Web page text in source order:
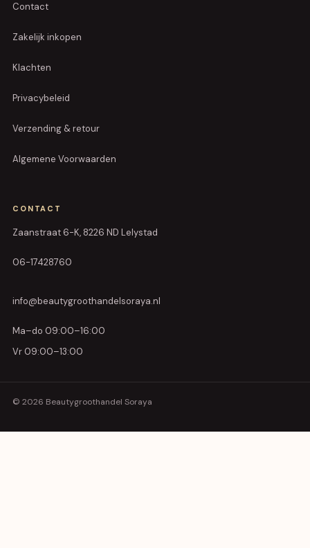
Contact
Zakelijk inkopen
Klachten
Privacybeleid
Verzending & retour
Algemene Voorwaarden
CONTACT
Zaanstraat 6-K, 8226 ND Lelystad
06-17428760
info@beautygroothandelsoraya.nl
Ma–do 09:00–16:00
Vr 09:00–13:00
© 2026 Beautygroothandel Soraya